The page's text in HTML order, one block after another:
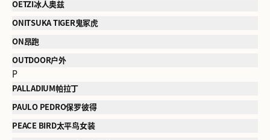
OETZI冰人奥兹
ONITSUKA TIGER鬼冢虎
ON昂跑
OUTDOOR户外
P
PALLADIUM帕拉丁
PAULO PEDRO保罗彼得
PEACE BIRD太平鸟女装